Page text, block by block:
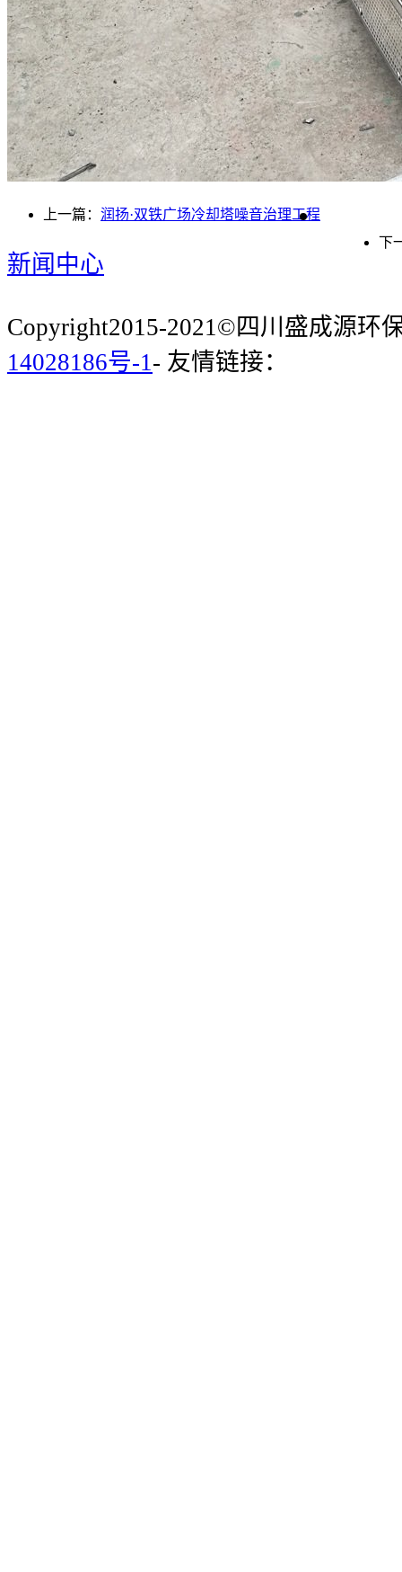
上一篇： 润扬·双铁广场冷却塔噪音治理工程
下
新闻中心
Copyright2015-2021©四川盛成源环
14028186号-1 - 友情链接：